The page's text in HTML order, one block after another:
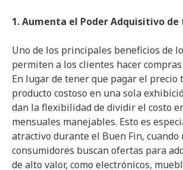
1. Aumenta el Poder Adquisitivo de
Uno de los principales beneficios de
permiten a los clientes hacer compras
En lugar de tener que pagar el precio
producto costoso en una sola
dan la flexibilidad de dividir el costo
mensuales manejables. Esto es
atractivo durante el Buen Fin, cuando
consumidores buscan ofertas para
de alto valor, como electrónicos,